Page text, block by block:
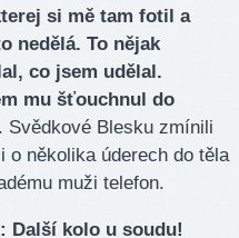
si mě tam fotil a
nedělá. To nějak
co jsem udělal.
mu šťouchnul do
Svědkové Blesku zmínili
několika úderech do těla
muži telefon.
Další kolo u soudu!